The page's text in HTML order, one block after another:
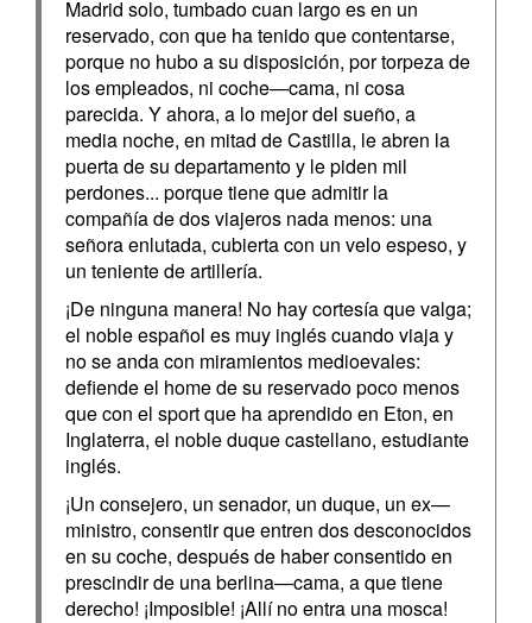
Madrid solo, tumbado cuan largo es en un
reservado, con que ha tenido que contentarse,
porque no hubo a su disposición, por torpeza de
los empleados, ni coche—cama, ni cosa
parecida. Y ahora, a lo mejor del sueño, a
media noche, en mitad de Castilla, le abren la
puerta de su departamento y le piden mil
perdones... porque tiene que admitir la
compañía de dos viajeros nada menos: una
señora enlutada, cubierta con un velo espeso, y
un teniente de artillería.
¡De ninguna manera! No hay cortesía que valga;
el noble español es muy inglés cuando viaja y
no se anda con miramientos medioevales:
defiende el home de su reservado poco menos
que con el sport que ha aprendido en Eton, en
Inglaterra, el noble duque castellano, estudiante
inglés.
¡Un consejero, un senador, un duque, un ex—
ministro, consentir que entren dos desconocidos
en su coche, después de haber consentido en
prescindir de una berlina—cama, a que tiene
derecho! ¡Imposible! ¡Allí no entra una mosca!